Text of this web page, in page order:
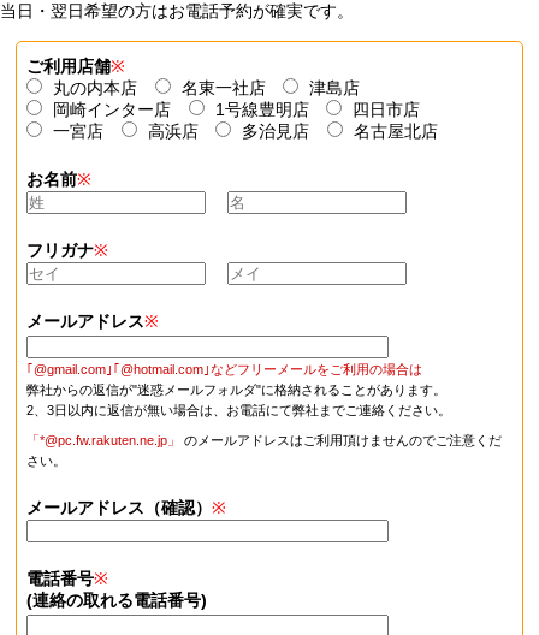
当日・翌日希望の方はお電話予約が確実です。
ご利用店舗※
丸の内本店
名東一社店
津島店
岡崎インター店
1号線豊明店
四日市店
一宮店
高浜店 多治見店 名古屋北店
お名前※
フリガナ※
メールアドレス※
｢@gmail.com｣｢@hotmail.com｣などフリーメールをご利用の場合は
弊社からの返信が"迷惑メールフォルダ"に格納されることがあります。
2、3日以内に返信が無い場合は、お電話にて弊社までご連絡ください。
「*@pc.fw.rakuten.ne.jp」
のメールアドレスはご利用頂けませんのでご注意くだ
さい。
メールアドレス（確認）※
電話番号※
(連絡の取れる電話番号)